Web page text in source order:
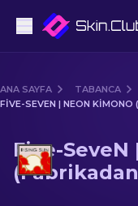
Orta seviye
Tüfek
ANA SAYFA TABANCA
FIVE-SEVEN | NEON KIMONO
Media of Five-
Five-
(Fabrikadan